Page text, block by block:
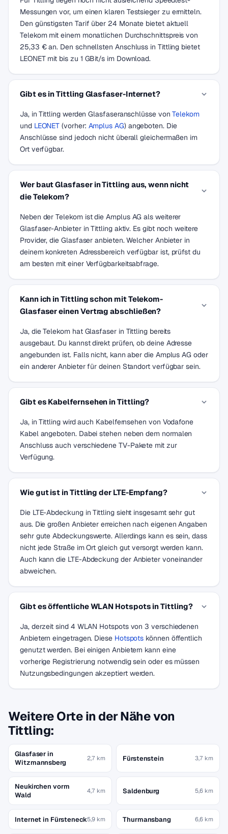
Messungen vor, um einen klaren Testsieger zu ermitteln.
Den günstigsten Tarif über 24 Monate bietet aktuell
Telekom mit einem monatlichen Durchschnittspreis von
25,33 € an. Den schnellsten Anschluss in Tittling bietet
LEONET mit bis zu 1 GBit/s im Download.
Gibt es in Tittling Glasfaser-Internet?
Ja, in Tittling werden Glasfaseranschlüsse vonTelekom
und LEONET (vorher: Amplus AG) angeboten. Die
Anschlüsse sind jedoch nicht überall gleichermaßen im
Ort verfügbar.
Wer baut Glasfaser in Tittling aus, wenn nicht
die Telekom?
Neben der Telekom ist die Amplus AG als weiterer
Glasfaser-Anbieter in Tittling aktiv. Es gibt noch weitere
Provider, die Glasfaser anbieten. Welcher Anbieter in
deinem konkreten Adressbereich verfügbar ist, prüfst du
am besten mit einer Verfügbarkeitsabfrage.
Kann ich in Tittling schon mit Telekom-
Glasfaser einen Vertrag abschließen?
Ja, die Telekom hat Glasfaser in Tittling bereits
ausgebaut. Du kannst direkt prüfen, ob deine Adresse
angebunden ist. Falls nicht, kann aber die Amplus AG oder
ein anderer Anbieter für deinen Standort verfügbar sein.
Gibt es Kabelfernsehen in Tittling?
Ja, in Tittling wird auch Kabelfernsehen von Vodafone
Kabel angeboten. Dabei stehen neben dem normalen
Anschluss auch verschiedene TV-Pakete mit zur
Verfügung.
Wie gut ist in Tittling der LTE-Empfang?
Die LTE-Abdeckung in Tittling sieht insgesamt sehr gut
aus. Die großen Anbieter erreichen nach eigenen Angaben
sehr gute Abdeckungswerte. Allerdings kann es sein, dass
nicht jede Straße im Ort gleich gut versorgt werden kann.
Auch kann die LTE-Abdeckung der Anbieter voneinander
abweichen.
Gibt es öffentliche WLAN Hotspots in Tittling?
Ja, derzeit sind 4 WLAN Hotspots von 3 verschiedenen
Anbietern eingetragen. Diese Hotspots können öffentlich
genutzt werden. Bei einigen Anbietern kann eine
vorherige Registrierung notwendig sein oder es müssen
Nutzungsbedingungen akzeptiert werden.
Weitere Orte in der Nähe von
Tittling:
Glasfaser in
Witzmannsberg
2,7 km Fürstenstein 3,7 km
Neukirchen vorm
Wald
4,7 km Saldenburg 5,6 km
Internet in Fürsteneck5,9 km Thurmansbang 6,6 km